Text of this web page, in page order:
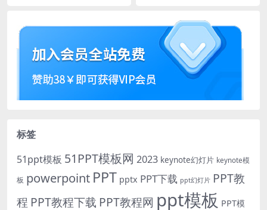
标签
51ppt模板 51PPT模板网 2023 keynote幻灯片 keynote模
板 powerpoint PPT pptx PPT下载 ppt幻灯片 PPT教
程 PPT教程下载 PPT教程网 ppt模板 PPT模